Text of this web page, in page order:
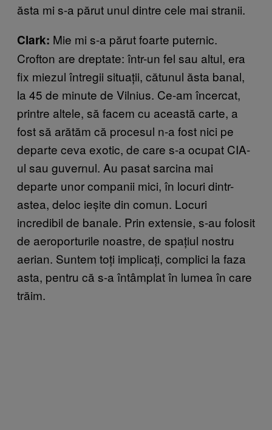
ăsta mi s-a părut unul dintre cele mai stranii.
Clark: Mie mi s-a părut foarte puternic.
Crofton are dreptate: într-un fel sau altul, era
fix miezul întregii situații, cătunul ăsta banal,
la 45 de minute de Vilnius. Ce-am încercat,
printre altele, să facem cu această carte, a
fost să arătăm că procesul n-a fost nici pe
departe ceva exotic, de care s-a ocupat CIA-
ul sau guvernul. Au pasat sarcina mai
departe unor companii mici, în locuri dintr-
astea, deloc ieșite din comun. Locuri
incredibil de banale. Prin extensie, s-au folosit
de aeroporturile noastre, de spațiul nostru
aerian. Suntem toți implicați, complici la faza
asta, pentru că s-a întâmplat în lumea în care
trăim.